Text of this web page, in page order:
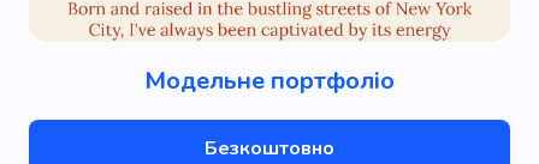
Модельне портфоліо
Безкоштовно